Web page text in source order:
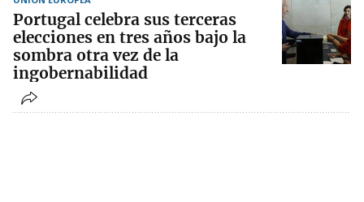
Portugal celebra sus terceras
elecciones en tres años bajo la
sombra otra vez de la
ingobernabilidad